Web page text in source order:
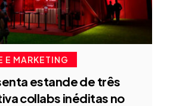
E MARKETING
estande de três
collabs inéditas no